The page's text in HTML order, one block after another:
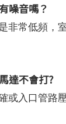
噪音嗎？
非常低頻，
達不會打?
或入口管路